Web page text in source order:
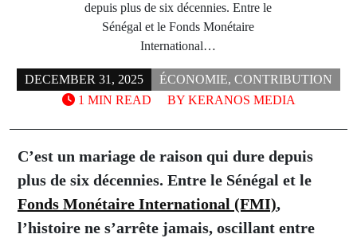
depuis plus de six décennies. Entre le
Sénégal et le Fonds Monétaire
International…
DECEMBER 31, 2025 ÉCONOMIE, CONTRIBUTION
BY KERANOS MEDIA
1 MIN READ
C’est un mariage de raison qui dure depuis
plus de six décennies. Entre le Sénégal et le
Fonds Monétaire International (FMI),
l’histoire ne s’arrête jamais, oscillant entre